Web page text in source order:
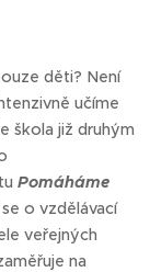
děti? Není
učíme
škola již druhým
Pomáháme
o vzdělávací
veřejných
na